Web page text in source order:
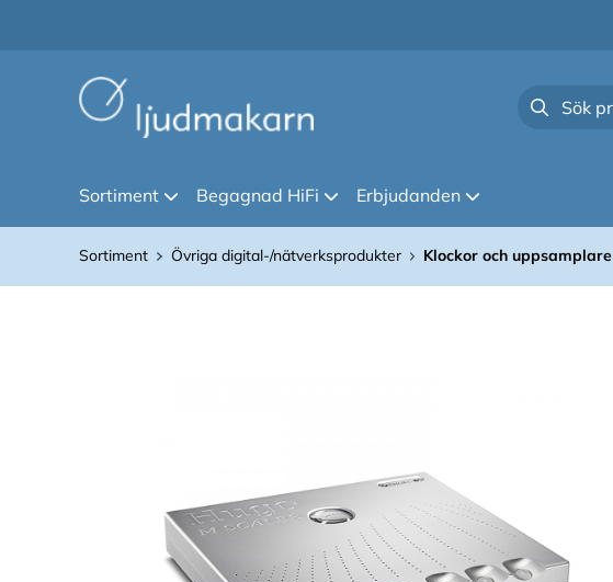
Sortiment Begagnad HiFi Erbjudanden
Sortiment Övriga digital-/nätverksprodukter Klockor och uppsamplare